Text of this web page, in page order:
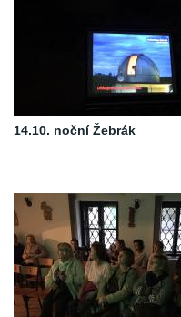
14.10. noční Žebrák